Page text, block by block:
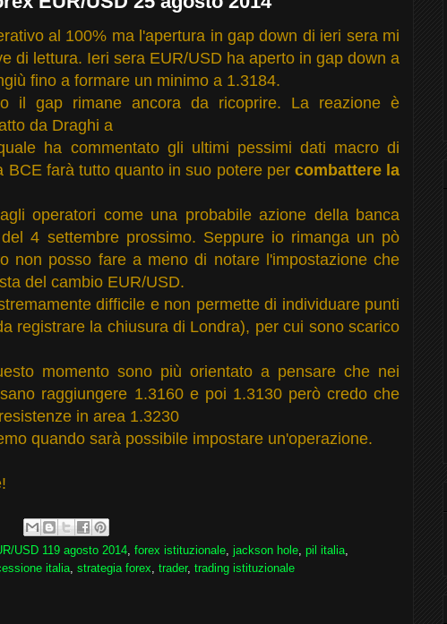
al 100% ma l'apertura in gap down di ieri sera mi
di lettura. Ieri sera EUR/USD ha aperto in gap down a
fino a formare un minimo a 1.3184.
il gap rimane ancora da ricoprire. La reazione è
da Draghi a
ha commentato gli ultimi pessimi dati macro di
BCE farà tutto quanto in suo potere per combattere la
operatori come una probabile azione della banca
4 settembre prossimo. Seppure io rimanga un pò
non posso fare a meno di notare l'impostazione che
del cambio EUR/USD.
difficile e non permette di individuare punti
registrare la chiusura di Londra), per cui sono scarico
momento sono più orientato a pensare che nei
raggiungere 1.3160 e poi 1.3130 però credo che
in area 1.3230
quando sarà possibile impostare un'operazione.
USD 119 agosto 2014 forex istituzionale jackson hole pil italia
italia strategia forex trader, trading istituzionale